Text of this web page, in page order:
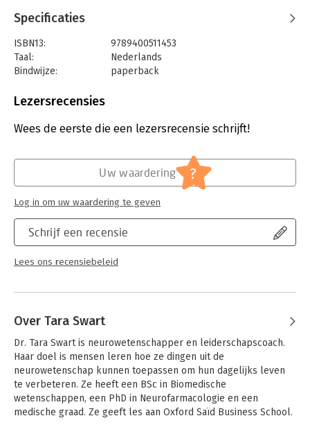
Specificaties
ISBN13:
9789400511453
Taal:
Nederlands
Bindwijze:
paperback
Uitgever:
Verschijningsdatum:
27-8-2019
Lezersrecensies
Wees de eerste die een lezersrecensie schrijft!
Schrijf een recensie
Lees ons recensiebeleid
Uw waardering ?
Log in om uw waardering te geven
Over Tara Swart
Dr. Tara Swart is neurowetenschapper en leiderschapscoach.
Haar doel is mensen leren hoe ze dingen uit de
neurowetenschap kunnen toepassen om hun dagelijks leven
te verbeteren. Ze heeft een BSc in Biomedische
wetenschappen, een PhD in Neurofarmacologie en een
medische graad. Ze geeft les aan Oxford Saïd Business School.